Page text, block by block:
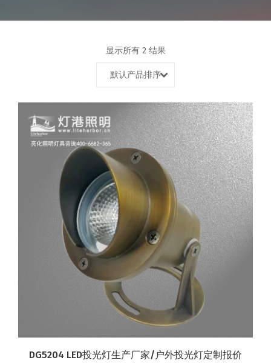
显示所有 2 结果
默认产品排序
DG5204 LED投光灯生产厂家/户外投光灯定制报价